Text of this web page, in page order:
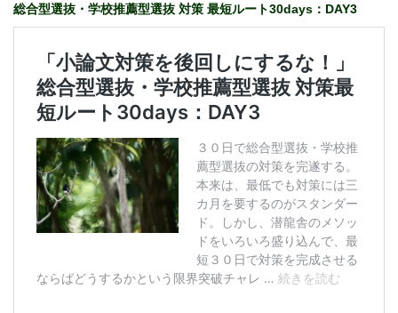
総合型選抜・学校推薦型選抜 対策 最短ルート30days：DAY3